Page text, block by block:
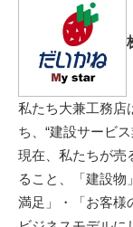
私たち大兼工務店
ち、“建設サービ
現在、私たちが売
ること、「建設物
満足」・「お客様